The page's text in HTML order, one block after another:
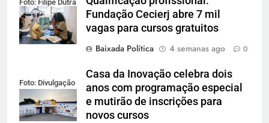
Foto: Filipe Dutra
Fundação Cecierj abre 7 mil
vagas para cursos gratuitos
Baixada Política
4 semanas ago 0
Foto: Divulgação
Casa da Inovação celebra dois
anos com programação especial
e mutirão de inscrições para
novos cursos